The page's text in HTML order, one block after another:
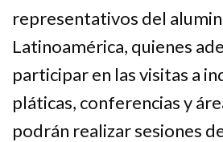
representativos del
Latinoamérica, quienes
participar en las visitas a
pláticas, conferencias y
podrán realizar sesiones